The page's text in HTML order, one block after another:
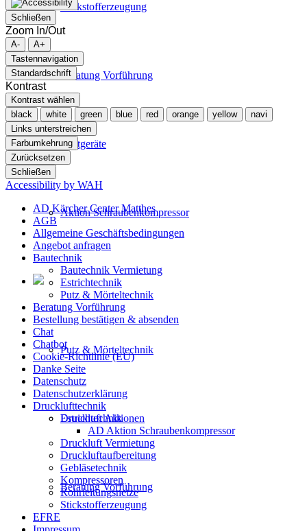
Stickstofferzeugung
Beratung Vorführung
Mietgeräte
Aktion Schraubenkompressor
Putz & Mörteltechnik
Estrichtechnik
Beratung Vorführung
Schließen
Zoom In/Out
A-
A+
Tastennavigation
Standardschrift
Kontrast
Kontrast wählen
black
white green blue red orange yellow
navi
Links unterstreichen
Farbumkehrung
Zurücksetzen
Schließen
Accessibility by WAH
AD Kärcher Center Matthes
AGB
Allgemeine Geschäftsbedingungen
Angebot anfragen
Bautechnik
Bautechnik Vermietung
Estrichtechnik
Putz & Mörteltechnik
Beratung Vorführung
Bestellung bestätigen & absenden
Chat
Chatbot
Cookie-Richtlinie (EU)
Danke Seite
Datenschutz
Datenschutzerklärung
Drucklufttechnik
Druckluft Aktionen
AD Aktion Schraubenkompressor
Druckluft Vermietung
Druckluftaufbereitung
Gebläsetechnik
Kompressoren
Rohrleitungsnetze
Stickstofferzeugung
EFRE